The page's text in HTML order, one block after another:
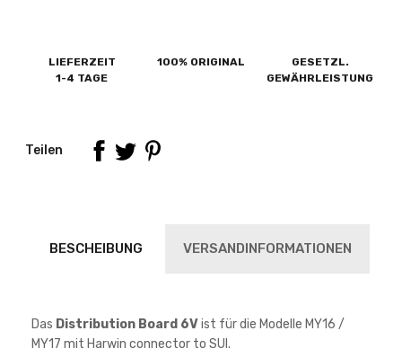
LIEFERZEIT
1-4 TAGE
100% ORIGINAL
GESETZL.
GEWÄHRLEISTUNG
Teilen
BESCHEIBUNG VERSANDINFORMATIONEN
Das Distribution Board 6Vist für die Modelle MY16 /
MY17 mit Harwin connector to SUI.